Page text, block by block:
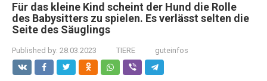
Für das kleine Kind scheint der Hund die Rolle
des Babysitters zu spielen. Es verlässt selten die
Seite des Säuglings
Published by: 28.03.2023 TIERE guteinfos